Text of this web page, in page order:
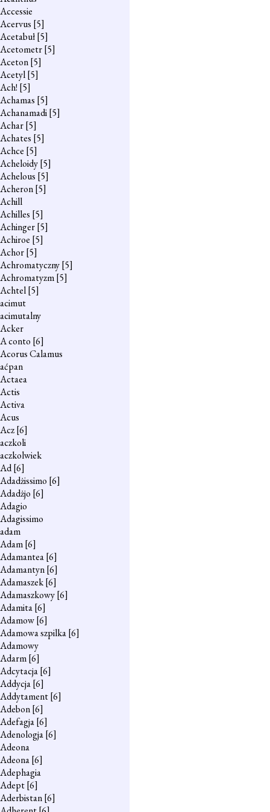
Accessie
Acervus [5]
Acetabuł[5]
Acetometr[5]
Aceton[5]
Acetyl[5]
Ach! [5]
Achamas [5]
Achanamadi[5]
Achar[5]
Achates [5]
Achce [5]
Acheloidy[5]
Achelous [5]
Acheron[5]
Achill
Achilles [5]
Achinger[5]
Achiroe [5]
Achor[5]
Achromatyczny[5]
Achromatyzm[5]
Achtel[5]
acimut
acimutalny
Acker
A conto [6]
Acorus Calamus
aćpan
Actaea
Actis
Activa
Acus
Acz[6]
aczkoli
aczkolwiek
Ad[6]
Adadżissimo [6]
Adadżjo [6]
Adagio
Adagissimo
adam
Adam[6]
Adamantea[6]
Adamantyn[6]
Adamaszek[6]
Adamaszkowy[6]
Adamita[6]
Adamow[6]
Adamowa szpilka[6]
Adamowy
Adarm[6]
Adcytacja[6]
Addycja[6]
Addytament[6]
Adebon[6]
Adefagja[6]
Adenologja[6]
Adeona
Adeona[6]
Adephagia
Adept[6]
Aderbistan[6]